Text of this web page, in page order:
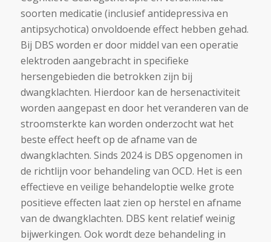
soorten medicatie (inclusief antidepressiva en
antipsychotica) onvoldoende effect hebben gehad.
Bij DBS worden er door middel van een operatie
elektroden aangebracht in specifieke
hersengebieden die betrokken zijn bij
dwangklachten. Hierdoor kan de hersenactiviteit
worden aangepast en door het veranderen van de
stroomsterkte kan worden onderzocht wat het
beste effect heeft op de afname van de
dwangklachten. Sinds 2024 is DBS opgenomen in
de richtlijn voor behandeling van OCD. Het is een
effectieve en veilige behandeloptie welke grote
positieve effecten laat zien op herstel en afname
van de dwangklachten. DBS kent relatief weinig
bijwerkingen. Ook wordt deze behandeling in